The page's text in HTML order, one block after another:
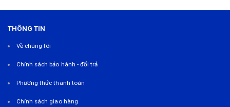
THÔNG TIN
Về chúng tôi
Chính sách bảo hành - đổi trả
Phương thức thanh toán
Chính sách giao hàng